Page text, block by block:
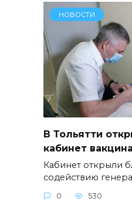
НОВОСТИ
В Тольятти
кабинет
Кабинет открыли
содействию
0 530